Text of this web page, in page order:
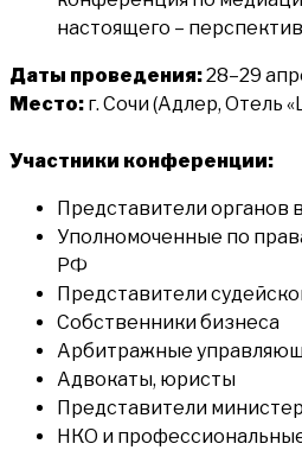
Даты проведения:28–29
Место: г. Сочи (Адлер, Отель
Участники конференции:
Представители органов
Уполномоченные по
РФ
Представители
Собственники бизнеса
Арбитражные
Адвокаты, юристы
Представители
НКО и